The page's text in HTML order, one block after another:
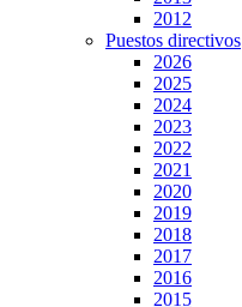
2012
Puestos directivos
2026
2025
2024
2023
2022
2021
2020
2019
2018
2017
2016
2015